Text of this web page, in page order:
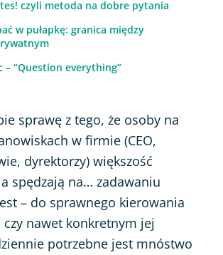
czyli metoda na dobre pytania
w pułapkę: granica między
– “Question everything”
sprawę z tego, że osoby na
w firmie (CEO,
dyrektorzy) większość
spędzają na… zadawaniu
– do sprawnego kierowania
czy nawet konkretnym jej
potrzebne jest mnóstwo